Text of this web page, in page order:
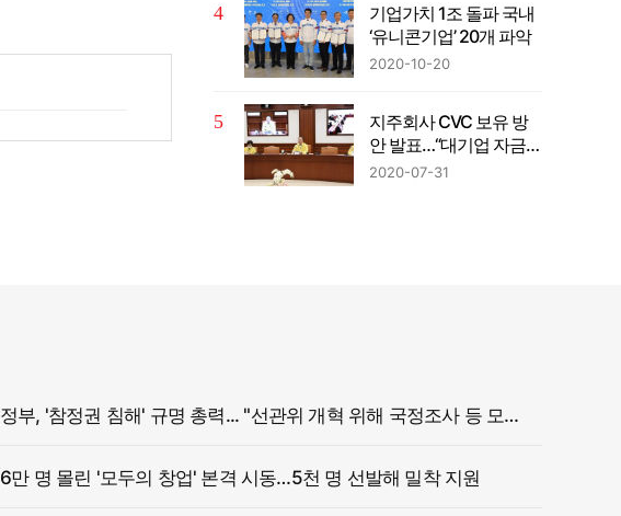
기업가치 1조 돌파 국내
‘유니콘기업’ 20개 파악
2020-10-20
지주회사 CVC 보유 방
안 발표…“대기업 자금의
벤처투자 확대”
2020-07-31
정부, '참정권 침해' 규명 총력... "선관위 개혁 위해 국정조사 등 모든 조치"
6만 명 몰린 '모두의 창업' 본격 시동…5천 명 선발해 밀착 지원